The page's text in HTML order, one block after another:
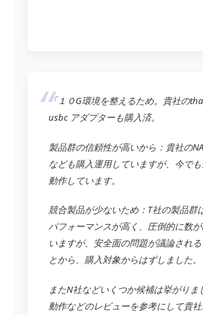
「１０G環境を整えるため。貴社の
usbc アダプターも購入済。
製品群の信頼性が高いから：貴社の
なども購入運用していますが、今で
動作しています。
競合製品が少ないため：T社の製品群
パフォーマンスが高く、圧倒的に数
いますが、安全面の問題が議論され
とから、購入対象からはずしました。
またN社などいくつか候補は挙がりま
動作などのレビューを参考にして貴